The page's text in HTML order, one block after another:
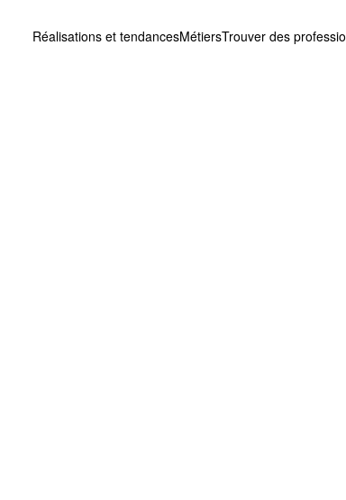
Réalisations et tendancesMétiersTrouver des